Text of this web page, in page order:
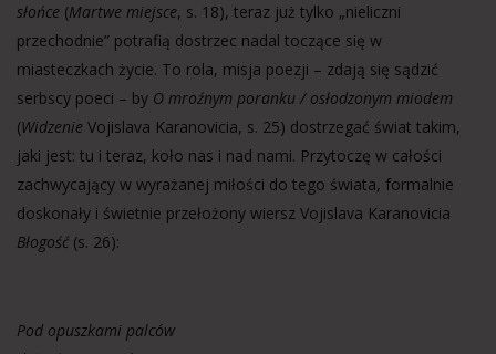
słońce (Martwe miejsce, s. 18), teraz już tylko „nieliczni
przechodnie” potrafią dostrzec nadal toczące się w
miasteczkach życie. To rola, misja poezji – zdają się sądzić
serbscy poeci – by O mroźnym poranku / osłodzonym miodem
(Widzenie Vojislava Karanovicia, s. 25) dostrzegać świat takim,
jaki jest: tu i teraz, koło nas i nad nami. Przytoczę w całości
zachwycający w wyrażanej miłości do tego świata, formalnie
doskonały i świetnie przełożony wiersz Vojislava Karanovicia
Błogość (s. 26):
Pod opuszkami palców